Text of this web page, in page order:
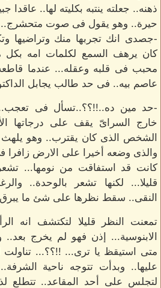
ذهنه.. جعلته ينتبه بكليته لها.. عاقدا
حيرة.. وهو يقول فى صوت
-جصدى انك تجربها منك وتراضيها
كان يرهف السمع لكلمات امه
محبب فى قلبه وعقله... عندما
عاصم بيه.. فى حد طالب يجابل
-حد مين ده..!!؟؟..تسأل فى تعجب..
خارج السراىّ يقف على درجاتها
الشخص الذى كان يقترب.. وهو
والذى وضعه أخيرا على الارض زافرا
كانت قد استفاقت من نومها...
قليلا... لكنها تشعر بالوحدة..
النقى.. سقط نظرها على شئ ما
تمعنت النظر قليلا لتكتشف انه
الابنوسية... إذن فهو لم يخرج
متى استيقظ يا ترى... !!؟؟...
عليها.. وبدأت تتوجه ناحية
لتجلس على أحد المقاعد.. تتطلع